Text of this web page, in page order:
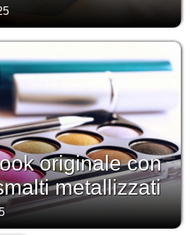
originale con
metallizzati